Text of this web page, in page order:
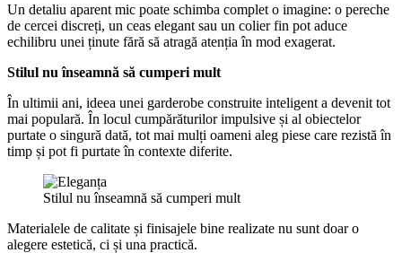
Un detaliu aparent mic poate schimba complet o imagine: o pereche
de cercei discreți, un ceas elegant sau un colier fin pot aduce
echilibru unei ținute fără să atragă atenția în mod exagerat.
Stilul nu înseamnă să cumperi mult
În ultimii ani, ideea unei garderobe construite inteligent a devenit tot
mai populară. În locul cumpărăturilor impulsive și al obiectelor
purtate o singură dată, tot mai mulți oameni aleg piese care rezistă în
timp și pot fi purtate în contexte diferite.
Stilul nu înseamnă să cumperi mult
Materialele de calitate și finisajele bine realizate nu sunt doar o
alegere estetică, ci și una practică.